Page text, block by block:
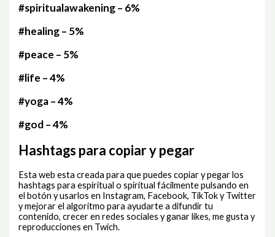
#spiritualawakening – 6%
#healing – 5%
#peace – 5%
#life – 4%
#yoga – 4%
#god – 4%
Hashtags para copiar y pegar
Esta web esta creada para que puedes copiar y pegar los
hashtags para espiritual o spiritual fácilmente pulsando en
el botón y usarlos en Instagram, Facebook, TikTok y Twitter
y mejorar el algoritmo para ayudarte a difundir tu
contenido, crecer en redes sociales y ganar likes, me gusta y
reproducciones en Twich.